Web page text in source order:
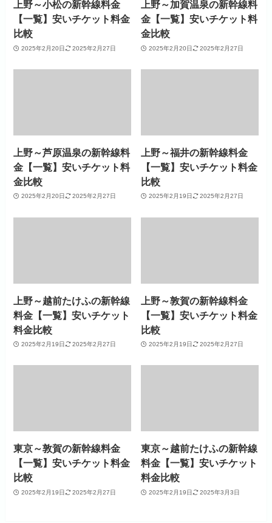
上野～小松の新幹線料金
【一覧】安いチケット料金
比較
2025年2月20日 2025年2月27日
上野～加賀温泉の新幹線料
金【一覧】安いチケット料
金比較
2025年2月20日 2025年2月27日
上野～芦原温泉の新幹線料
金【一覧】安いチケット料
金比較
2025年2月20日 2025年2月27日
上野～福井の新幹線料金
【一覧】安いチケット料金
比較
2025年2月19日 2025年2月27日
上野～越前たけふの新幹線
料金【一覧】安いチケット
料金比較
2025年2月19日 2025年2月27日
上野～敦賀の新幹線料金
【一覧】安いチケット料金
比較
2025年2月19日 2025年2月27日
東京～敦賀の新幹線料金
【一覧】安いチケット料金
比較
2025年2月19日 2025年2月27日
東京～越前たけふの新幹線
料金【一覧】安いチケット
料金比較
2025年2月19日 2025年3月3日